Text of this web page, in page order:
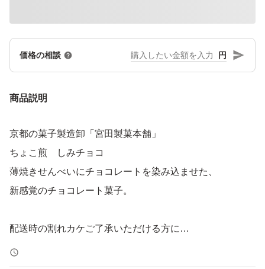
価格の相談 円
商品説明
京都の菓子製造卸「宮田製菓本舗」
ちょこ煎 しみチョコ
薄焼きせんべいにチョコレートを染み込ませた、
新感覚のチョコレート菓子。